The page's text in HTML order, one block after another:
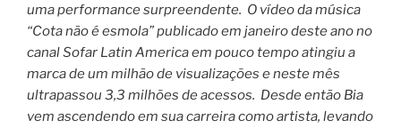
uma performance surpreendente. O vídeo da música
“Cota não é esmola” publicado em janeiro deste ano no
canal Sofar Latin America em pouco tempo atingiu a
marca de um milhão de visualizações e neste mês
ultrapassou 3,3 milhões de acessos. Desde então Bia
vem ascendendo em sua carreira como artista, levando